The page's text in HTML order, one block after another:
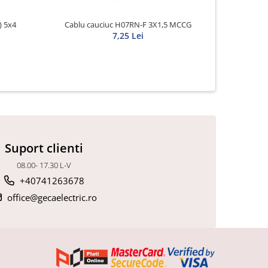
5x4 Cablu cauciuc H07RN-F 3X1,5 MCCG
7,25 Lei
Suport clienti
08.00- 17.30 L-V
+40741263678
office@gecaelectric.ro